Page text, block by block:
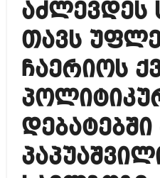
აძლევდეს
თავს
ჩაერიოს